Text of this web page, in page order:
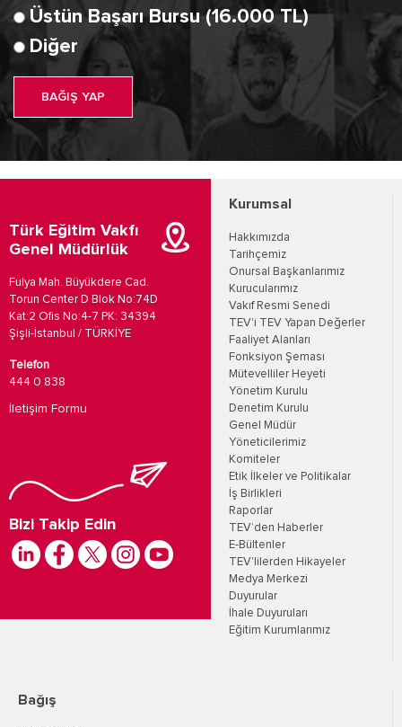
Üstün Başarı Bursu (16.000 TL)
Diğer
BAĞIŞ YAP
Türk Eğitim Vakfı
Genel Müdürlük
Fulya Mah. Büyükdere Cad.
Torun Center D Blok No:74D
Kat:2 Ofis No:4-7 PK: 34394
Şişli-İstanbul / TÜRKİYE
Telefon
444 0 838
İletişim Formu
Bizi Takip Edin
Kurumsal
Hakkımızda
Tarihçemiz
Onursal Başkanlarımız
Kurucularımız
Vakıf Resmi Senedi
TEV'i TEV Yapan Değerler
Faaliyet Alanları
Fonksiyon Şeması
Mütevelliler Heyeti
Yönetim Kurulu
Denetim Kurulu
Genel Müdür
Yöneticilerimiz
Komiteler
Etik İlkeler ve Politikalar
İş Birlikleri
Raporlar
TEV’den Haberler
E-Bültenler
TEV'lilerden Hikayeler
Medya Merkezi
Duyurular
İhale Duyuruları
Eğitim Kurumlarımız
Bağış